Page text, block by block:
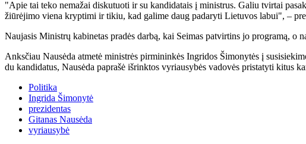
"Apie tai teko nemažai diskutuoti ir su kandidatais į ministrus. Galiu tvirtai
žiūrėjimo viena kryptimi ir tikiu, kad galime daug padaryti Lietuvos labui", –
Naujasis Ministrų kabinetas pradės darbą, kai Seimas patvirtins jo programą, o
Anksčiau Nausėda atmetė ministrės pirmininkės Ingridos Šimonytės į
du kandidatus, Nausėda paprašė išrinktos vyriausybės vadovės pristatyti kitus
Politika
Ingrida Šimonytė
prezidentas
Gitanas Nausėda
vyriausybė